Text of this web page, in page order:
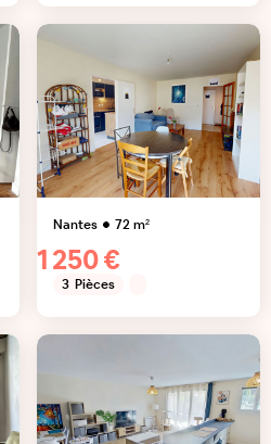
Nantes 72m²
1 250 €
3 Pièces